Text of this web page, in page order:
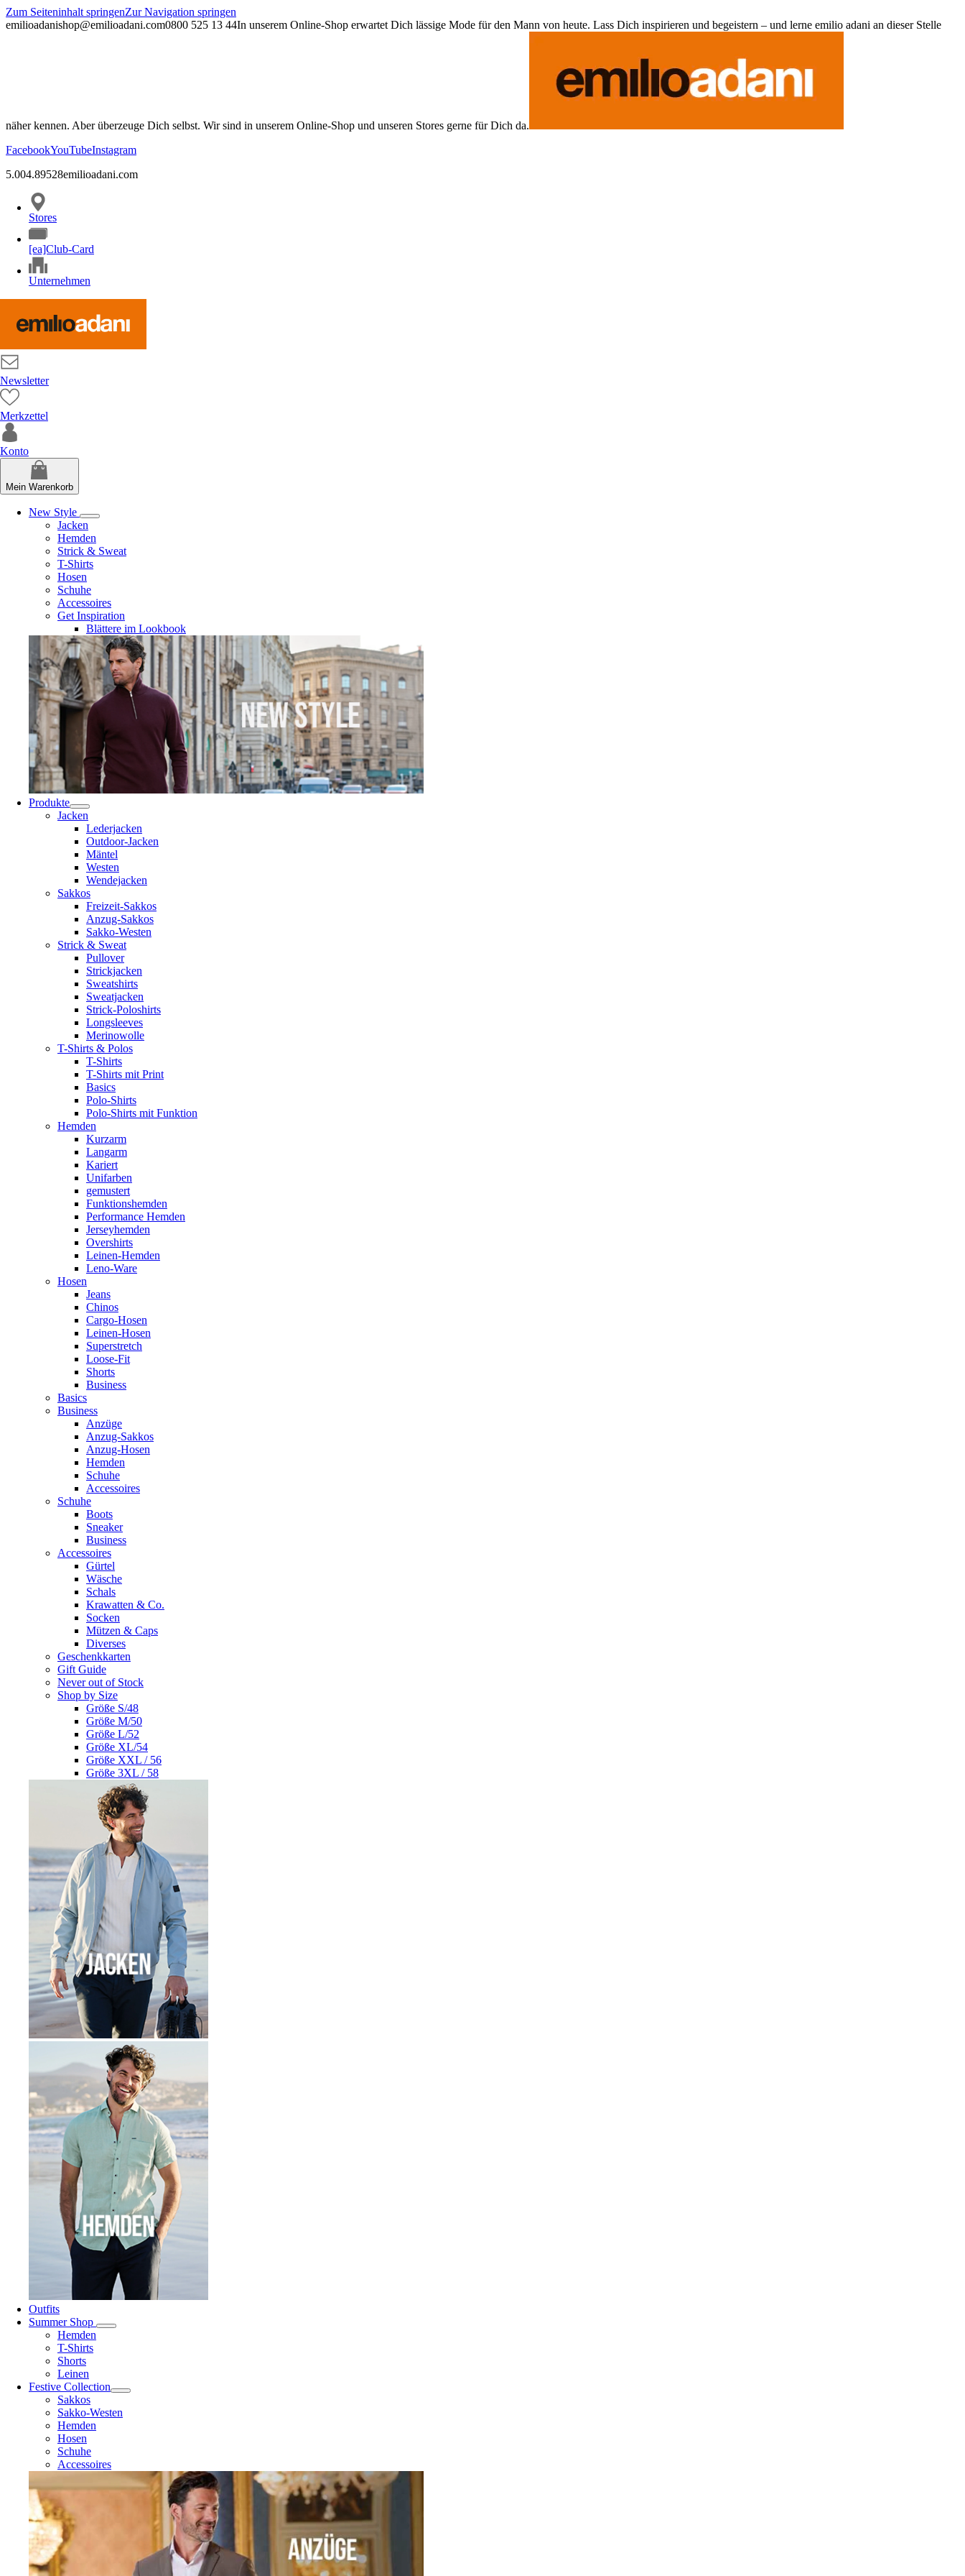
Zum Seiteninhalt springenZur Navigation springen
emilioadanishop@emilioadani.com0800 525 13 44In unserem Online-Shop erwartet Dich lässige Mode für den Mann von heute. Lass Dich inspirieren und begeistern – und lerne emilio adani an dieser Stelle
näher kennen. Aber überzeuge Dich selbst. Wir sind in unserem Online-Shop und unseren Stores gerne für Dich da.
FacebookYouTubeInstagram
5.004.89528emilioadani.com
Stores
[ea]Club-Card
Unternehmen
Newsletter
Merkzettel
Konto
Mein Warenkorb
New Style
Jacken
Hemden
Strick & Sweat
T-Shirts
Hosen
Schuhe
Accessoires
Get Inspiration
Blättere im Lookbook
Produkte
Jacken
Lederjacken
Outdoor-Jacken
Mäntel
Westen
Wendejacken
Sakkos
Freizeit-Sakkos
Anzug-Sakkos
Sakko-Westen
Strick & Sweat
Pullover
Strickjacken
Sweatshirts
Sweatjacken
Strick-Poloshirts
Longsleeves
Merinowolle
T-Shirts & Polos
T-Shirts
T-Shirts mit Print
Basics
Polo-Shirts
Polo-Shirts mit Funktion
Hemden
Kurzarm
Langarm
Kariert
Unifarben
gemustert
Funktionshemden
Performance Hemden
Jerseyhemden
Overshirts
Leinen-Hemden
Leno-Ware
Hosen
Jeans
Chinos
Cargo-Hosen
Leinen-Hosen
Superstretch
Loose-Fit
Shorts
Business
Basics
Business
Anzüge
Anzug-Sakkos
Anzug-Hosen
Hemden
Schuhe
Accessoires
Schuhe
Boots
Sneaker
Business
Accessoires
Gürtel
Wäsche
Schals
Krawatten & Co.
Socken
Mützen & Caps
Diverses
Geschenkkarten
Gift Guide
Never out of Stock
Shop by Size
Größe S/48
Größe M/50
Größe L/52
Größe XL/54
Größe XXL / 56
Größe 3XL / 58
Outfits
Summer Shop
Hemden
T-Shirts
Shorts
Leinen
Festive Collection
Sakkos
Sakko-Westen
Hemden
Hosen
Schuhe
Accessoires